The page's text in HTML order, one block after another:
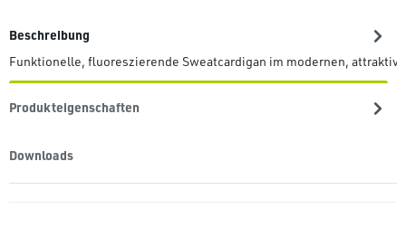
Beschreibung
Funktionelle, fluoreszierende Sweatcardigan im modernen,
Produkteigenschaften
Downloads